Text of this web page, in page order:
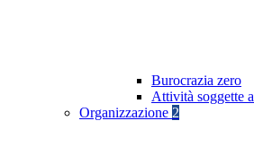
Burocrazia zero
Attività soggette
Organizzazione 2